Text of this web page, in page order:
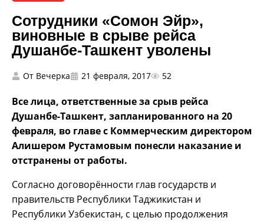
Сотрудники «Сомон Эйр»,
виновные в срыве рейса
Душанбе-Ташкент уволены
От Вечерка 21 февраля, 2017 52
Все лица, ответственные за срыв рейса
Душанбе-Ташкент, запланированного на 20
февраля, во главе с Коммерческим директором
Алишером Рустамовым понесли наказание и
отстранены от работы.
Согласно договорённости глав государств и
правительств Республики Таджикистан и
Республики Узбекистан, с целью продолжения